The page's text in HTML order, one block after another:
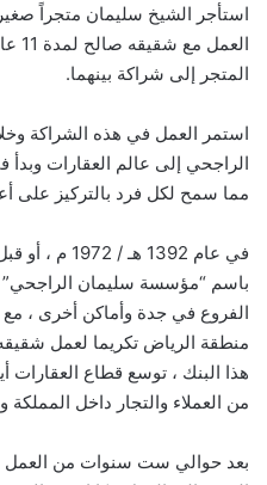
استأجر الشيخ سليمان متجراً
المتجر إلى شراكة بينهما.
استمر العمل في هذه الشراكة
الراجحي إلى عالم العقارات
مما سمح لكل فرد بالتركيز على
في عام 1392
باسم “مؤسسة سليمان الراجحي”
الفروع في جدة وأماكن أخرى ،
منطقة الرياض تكريما لعمل
هذا البنك ، توسع قطاع العقارات
من العملاء والتجار داخل المملكة
بعد حوالي ست سنوات من العمل